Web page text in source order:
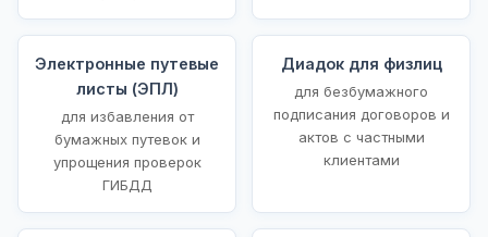
Электронные путевые
листы (ЭПЛ)
для избавления от
бумажных путевок и
упрощения проверок
ГИБДД
Диадок для физлиц
для безбумажного
подписания договоров и
актов с частными
клиентами